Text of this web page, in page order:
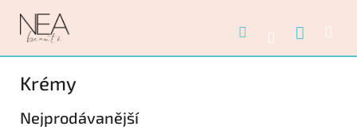
HledatPřihlášení
Krémy
Nejprodávanější